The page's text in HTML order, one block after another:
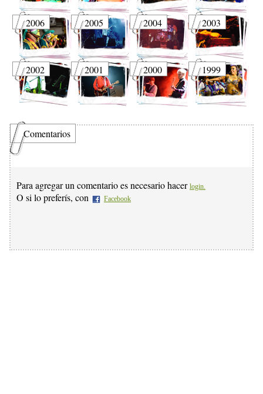
2006 2005 2004 2003
2002 2001 2000 1999
Comentarios
Para agregar un comentario es necesario hacer login.
O si lo preferís, con Facebook